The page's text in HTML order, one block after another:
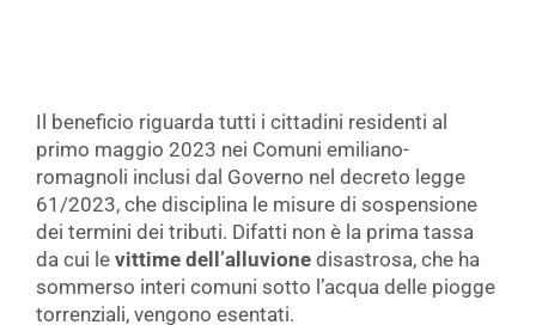
Il beneficio riguarda tutti i cittadini residenti al
primo maggio 2023 nei Comuni emiliano-
romagnoli inclusi dal Governo nel decreto legge
61/2023, che disciplina le misure di sospensione
dei termini dei tributi. Difatti non è la prima tassa
da cui le vittime dell’alluvione disastrosa, che ha
sommerso interi comuni sotto l’acqua delle piogge
torrenziali, vengono esentati.